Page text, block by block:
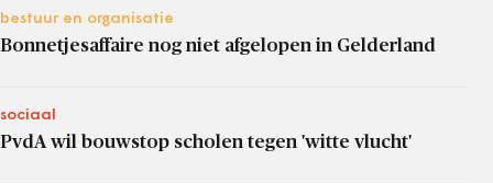
bestuur en organisatie
Bonnetjesaffaire nog niet afgelopen in Gelderland
sociaal
PvdA wil bouwstop scholen tegen 'witte vlucht'